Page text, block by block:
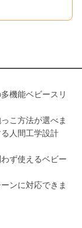
機能ベビースリ
こ方法が選べま
人間工学設計
ず使えるベビー
ンに対応できま